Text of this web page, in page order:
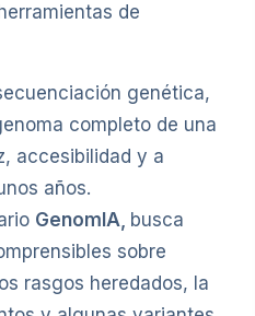
de
genética,
completo de una
accesibilidad y a
años.
GenomIA, busca
sobre
rasgos heredados, la